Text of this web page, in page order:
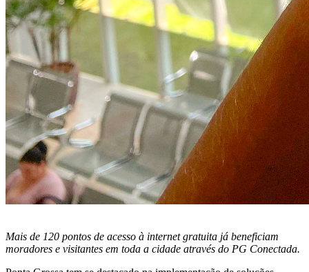
Mais de 120 pontos de acesso à internet gratuita já beneficiam
moradores e visitantes em toda a cidade através do PG Conectada.